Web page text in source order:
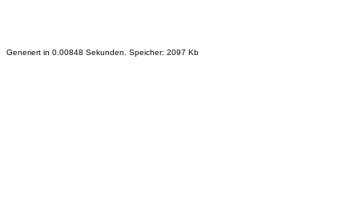
Generiert in 0.00848 Sekunden. Speicher: 2097 Kb